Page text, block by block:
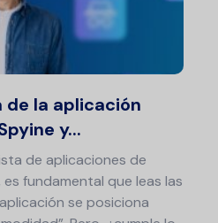
de la aplicación
y...
de aplicaciones de
fundamental que leas las
se posiciona